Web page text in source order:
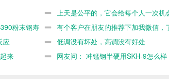
上天是公平的，它会给每个人一次机
粉末钢寿
有个客户在朋友的推荐下加我微信，
应
低调没有坏处，高调没有好处
来
网友问： 冲锰钢半硬用SKH-9怎么